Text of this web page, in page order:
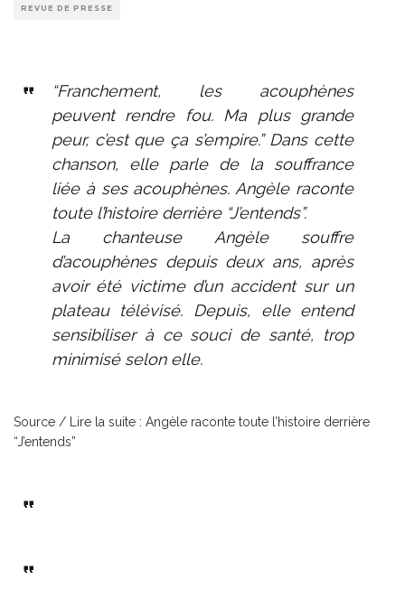
REVUE DE PRESSE
“Franchement, les acouphènes
peuvent rendre fou. Ma plus grande
peur, c’est que ça s’empire.” Dans cette
chanson, elle parle de la souffrance
liée à ses acouphènes. Angèle raconte
toute l’histoire derrière “J’entends”.
La chanteuse Angèle souffre
d’acouphènes depuis deux ans, après
avoir été victime d’un accident sur un
plateau télévisé. Depuis, elle entend
sensibiliser à ce souci de santé, trop
minimisé selon elle.
Source / Lire la suite : Angèle raconte toute l’histoire derrière
“J’entends”